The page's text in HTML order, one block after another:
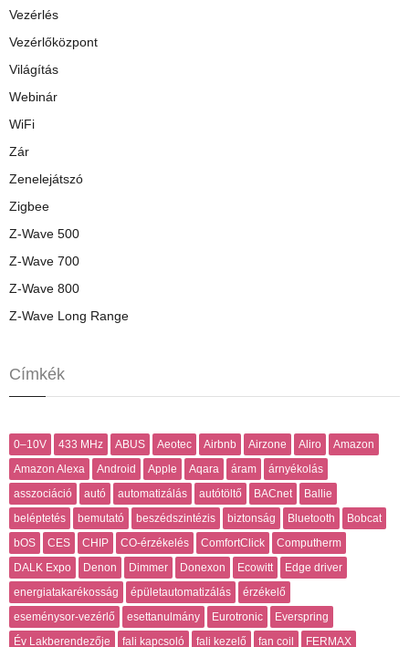
Vezérlés
Vezérlőközpont
Világítás
Webinár
WiFi
Zár
Zenelejátszó
Zigbee
Z-Wave 500
Z-Wave 700
Z-Wave 800
Z-Wave Long Range
Címkék
0–10V 433 MHz ABUS Aeotec Airbnb Airzone Aliro
Amazon
Amazon Alexa
Android Apple Aqara áram
árnyékolás
asszociáció
autó automatizálás autótöltő BACnet
Ballie
beléptetés
bemutató beszédszintézis biztonság Bluetooth
Bobcat
bOS
CES CHIP CO-érzékelés ComfortClick
Computherm
DALK Expo
Denon Dimmer Donexon Ecowitt
Edge driver
energiatakarékosság
épületautomatizálás
érzékelő
eseménysor-vezérlő
esettanulmány Eurotronic
Everspring
Év Lakberendezője
fali kapcsoló fali kezelő fan coil
FERMAX